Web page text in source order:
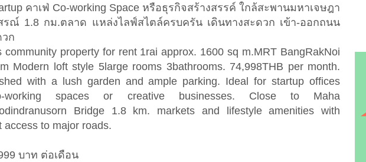
คาเฟ่ Co-working Space หรือธุรกิจสร้างสรรค์ ใกล้สะพานมหาเจษฎา
รณ์ 1.8 กม.ตลาด แหล่งไลฟ์สไตล์ครบครัน เดินทางสะดวก เข้า-ออกถนน
ก
community property for rent 1rai approx. 1600 sq m.MRT BangRakNoi
Modern loft style 5large rooms 3bathrooms. 74,998THB per month.
with a lush garden and ample parking. Ideal for startup offices
working spaces or creative businesses. Close to Maha
Bridge 1.8 km. markets and lifestyle amenities with
access to major roads.
บาท ต่อเดือน